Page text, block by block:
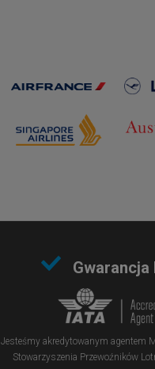
Gwarancja
Jesteśmy akredytowanym agentem
Stowarzyszenia Przewoźników